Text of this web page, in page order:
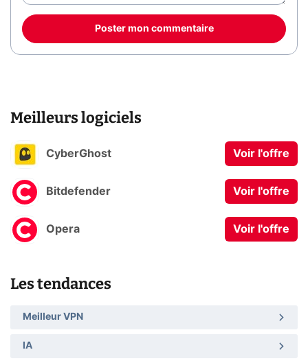
Poster mon commentaire
Meilleurs logiciels
CyberGhost Voir l'offre
Bitdefender Voir l'offre
Opera Voir l'offre
Les tendances
Meilleur VPN
IA